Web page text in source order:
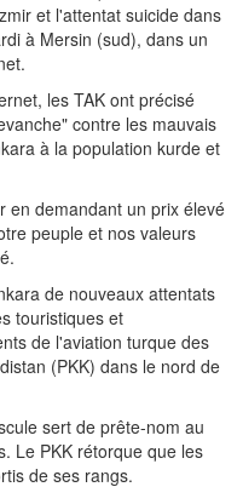
et l'attentat suicide dans
à Mersin (sud), dans un
les TAK ont précisé
contre les mauvais
à la population kurde et
en demandant un prix élevé
peuple et nos valeurs
de nouveaux attentats
touristiques et
de l'aviation turque des
(PKK) dans le nord de
sert de prête-nom au
Le PKK rétorque que les
de ses rangs.